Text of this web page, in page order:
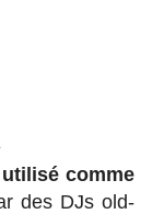
comme
des DJs old-